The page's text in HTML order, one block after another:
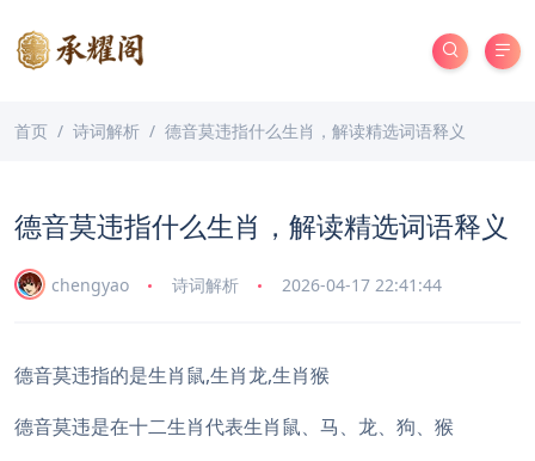
首页 诗词解析 德音莫违指什么生肖，解读精选词语释义
德音莫违指什么生肖，解读精选词语释义
chengyao 诗词解析 2026-04-17 22:41:44
德音莫违指的是生肖鼠,生肖龙,生肖猴
德音莫违是在十二生肖代表生肖鼠、马、龙、狗、猴